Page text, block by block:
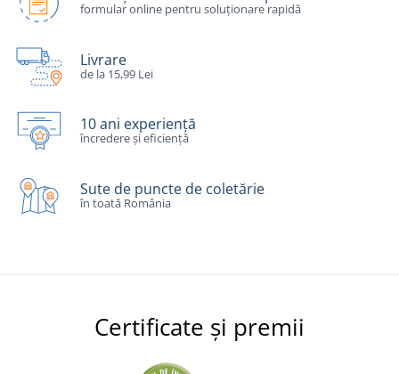
formular online pentru soluționare rapidă
Livrare
de la 15,99 Lei
10 ani experiență
încredere și eficiență
Sute de puncte de coletărie
în toată România
Certificate și premii